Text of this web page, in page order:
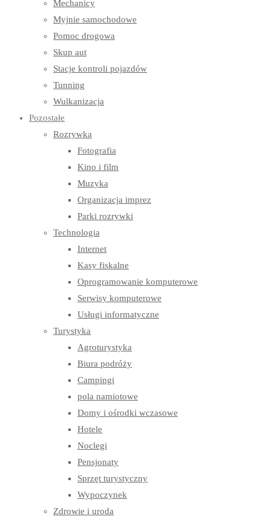
Mechanicy
Myjnie samochodowe
Pomoc drogowa
Skup aut
Stacje kontroli pojazdów
Tunning
Wulkanizacja
Pozostałe
Rozrywka
Fotografia
Kino i film
Muzyka
Organizacja imprez
Parki rozrywki
Technologia
Internet
Kasy fiskalne
Oprogramowanie komputerowe
Serwisy komputerowe
Usługi informatyczne
Turystyka
Agroturystyka
Biura podróży
Campingi
pola namiotowe
Domy i ośrodki wczasowe
Hotele
Noclegi
Pensjonaty
Sprzęt turystyczny
Wypoczynek
Zdrowie i uroda